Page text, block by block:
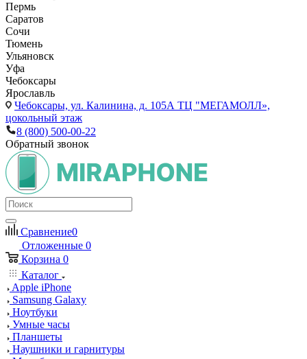
Пермь
Саратов
Сочи
Тюмень
Ульяновск
Уфа
Чебоксары
Ярославль
Чебоксары, ул. Калинина, д. 105А ТЦ "МЕГАМОЛЛ»,
цокольный этаж
8 (800) 500-00-22
Обратный звонок
Сравнение0
Отложенные 0
Корзина 0
Каталог
Apple iPhone
Samsung Galaxy
Ноутбуки
Умные часы
Планшеты
Наушники и гарнитуры